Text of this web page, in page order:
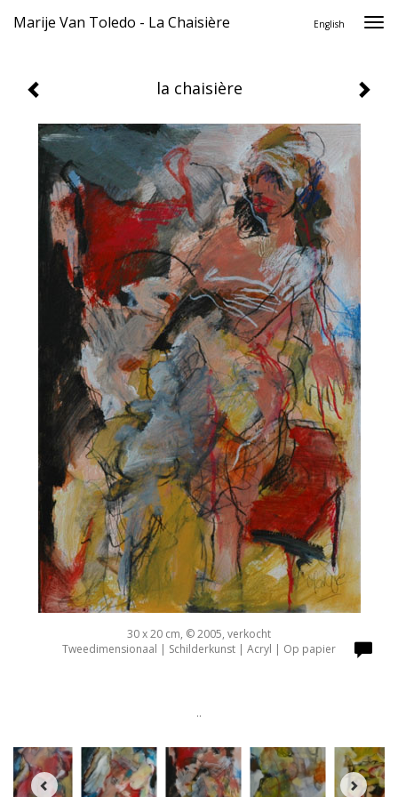
Marije Van Toledo - La Chaisière English
la chaisière
30 x 20 cm, © 2005, verkocht
Tweedimensionaal | Schilderkunst | Acryl | Op papier
..